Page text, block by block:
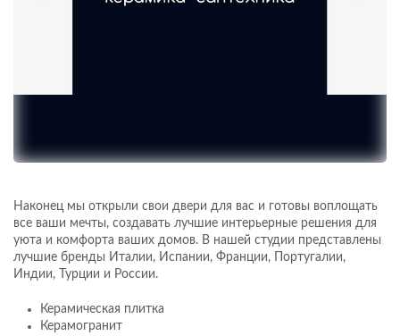
Наконец мы открыли свои двери для вас и готовы воплощать
все ваши мечты, создавать лучшие интерьерные решения для
уюта и комфорта ваших домов. В нашей студии представлены
лучшие бренды Италии, Испании, Франции, Португалии,
Индии, Турции и России.
Керамическая плитка
Керамогранит